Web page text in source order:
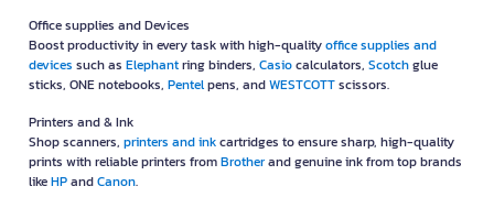
Office supplies and Devices
Boost productivity in every task with high-qualityoffice supplies and
devices such as Elephantring binders, Casiocalculators, Scotchglue
sticks, ONE notebooks, Pentelpens, andWESTCOTTscissors.
Printers and & Ink
Shop scanners, printers and inkcartridges to ensure sharp, high-quality
prints with reliable printers fromBrotherand genuine ink from top brands
likeHPandCanon.